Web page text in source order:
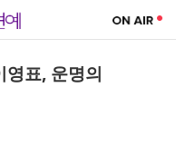
표, 운명의